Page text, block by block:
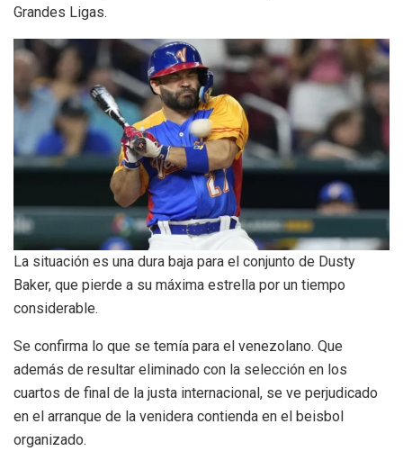
Grandes Ligas.
La situación es una dura baja para el conjunto de Dusty
Baker, que pierde a su máxima estrella por un tiempo
considerable.
Se confirma lo que se temía para el venezolano. Que
además de resultar eliminado con la selección en los
cuartos de final de la justa internacional, se ve perjudicado
en el arranque de la venidera contienda en el beisbol
organizado.